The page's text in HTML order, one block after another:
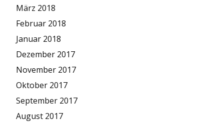
März 2018
Februar 2018
Januar 2018
Dezember 2017
November 2017
Oktober 2017
September 2017
August 2017